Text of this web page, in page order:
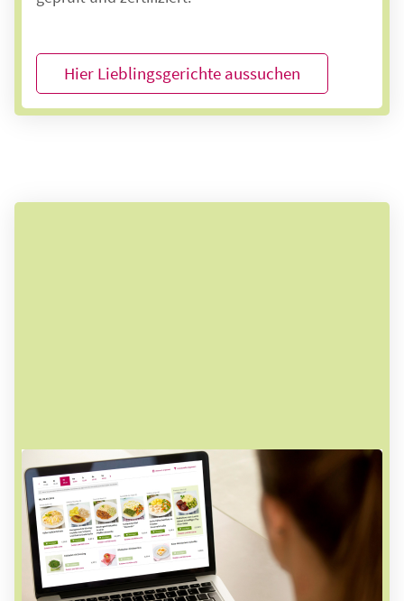
Hier Lieblingsgerichte aussuchen
2. Bestellung abschließen
Ihre Bestellung können Sie ganz einfach über
unserenOnlineshopoder unsere App aufgeben.
Alternativ haben Sie auch die Möglichkeit
telefonisch oder direkt bei Ihrem Kurier zu